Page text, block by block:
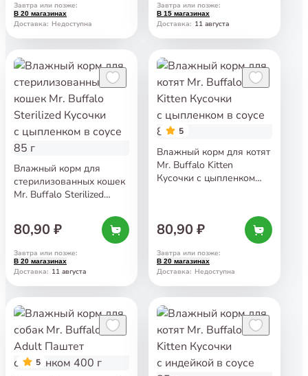
Завтра или позже:
В 20 магазинах
Доставка: Недоступна
Завтра или позже:
В 15 магазинах
Доставка: 11 августа
Влажный корм для
стерилизованных кошек
Mr. Buffalo Sterilized
в соусе 85 г
80,90 ₽
Завтра или позже:
В 20 магазинах
Доставка: 11 августа
5
Влажный корм для котят
Mr. Buffalo Kitten
Кусочки с цыпленком
80,90 ₽
Завтра или позже:
В 20 магазинах
Доставка: Недоступна
5